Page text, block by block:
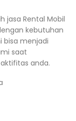
jasa Rental Mobil
kebutuhan
bisa menjadi
saat
anda.